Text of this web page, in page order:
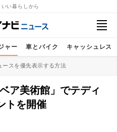
い暮らしから
ャー 車とバイク キャッシュレス
スを優先表示する方法
ア美術館」でテディ
トを開催